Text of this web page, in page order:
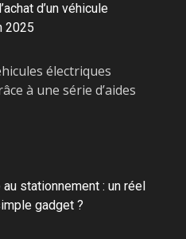
d’un véhicule
2025
électriques
à une série d’aides
au stationnement : un réel
gadget ?